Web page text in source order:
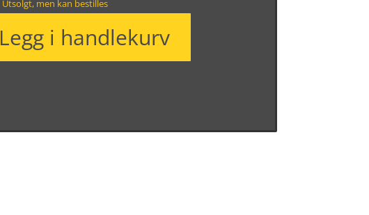
Utsolgt, men kan bestilles
Legg i handlekurv